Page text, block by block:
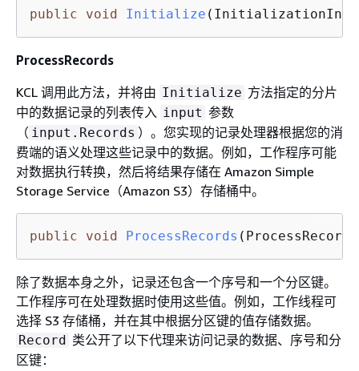
public void Initialize
ProcessRecords
KCL 调用此方法，并将由 Initialize 方法指定的分片
中的数据记录的列表传入 input 参数
（ input.Records ）。您实现的记录处理器根据您的消
费端的语义处理这些记录中的数据。例如，工作程序可能
对数据执行转换，然后将结果存储在 Amazon Simple
Storage Service（Amazon S3）存储桶中。
public void ProcessRecords
除了数据本身之外，记录还包含一个序号和一个分区键。
工作程序可在处理数据时使用这些值。例如，工作线程可
选择 S3 存储桶，并在其中根据分区键的值存储数据。
Record 类公开了以下代理来访问记录的数据、序号和分
区键：